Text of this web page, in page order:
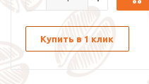
Купить в 1 клик